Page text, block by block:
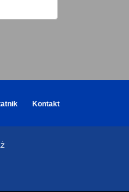
Kontakt